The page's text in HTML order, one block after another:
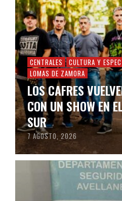
CENTRALES CULTURA Y
LOMAS DE ZAMORA
LOS CAFRES
CON UN SHOW EN
SUR
7 AGOSTO, 2026